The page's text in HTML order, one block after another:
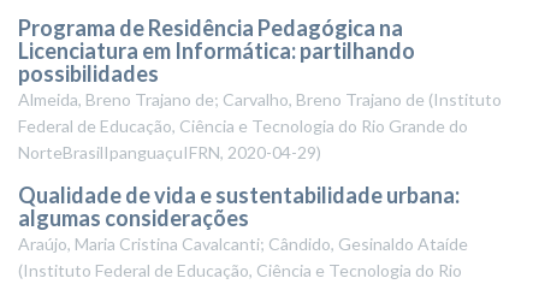
Programa de Residência Pedagógica na
Licenciatura em Informática: partilhando
possibilidades
Almeida, Breno Trajano de; Carvalho, Breno Trajano de (Instituto
Federal de Educação, Ciência e Tecnologia do Rio Grande do
NorteBrasilIpanguaçuIFRN, 2020-04-29)
Qualidade de vida e sustentabilidade urbana:
algumas considerações
Araújo, Maria Cristina Cavalcanti; Cândido, Gesinaldo Ataíde
(Instituto Federal de Educação, Ciência e Tecnologia do Rio